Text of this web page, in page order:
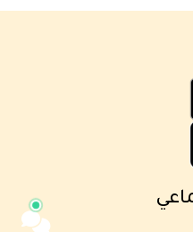
في كايا